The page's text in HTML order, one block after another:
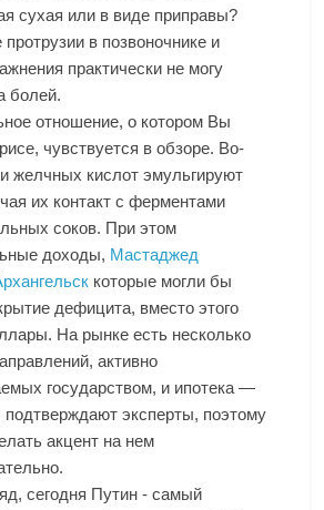
сухая или в виде приправы?
в позвоночнике и
практически не могу
болей.
отношение, о котором Вы
чувствуется в обзоре. Во-
желчных кислот эмульгируют
их контакт с ферментами
соков. При этом
доходы, Мастаджед
которые могли бы
дефицита, вместо этого
На рынке есть несколько
активно
государством, и ипотека —
подтверждают эксперты, поэтому
акцент на нем
сегодня Путин - самый